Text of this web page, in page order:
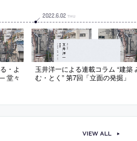
・よ
堂々
2022.6.02 THU
玉井洋一による連載コラム “建築
む・とく” 第7回「立面の発掘」
VIEW ALL